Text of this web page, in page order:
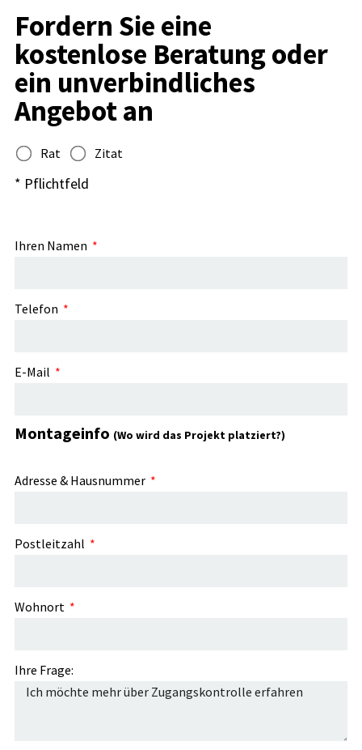
Fordern Sie eine
kostenlose Beratung oder
ein unverbindliches
Angebot an
Rat Zitat
* Pflichtfeld
Ihren Namen
Telefon
E-Mail
Montageinfo (Wo wird das Projekt platziert?)
Adresse & Hausnummer
Postleitzahl
Wohnort
Ihre Frage: